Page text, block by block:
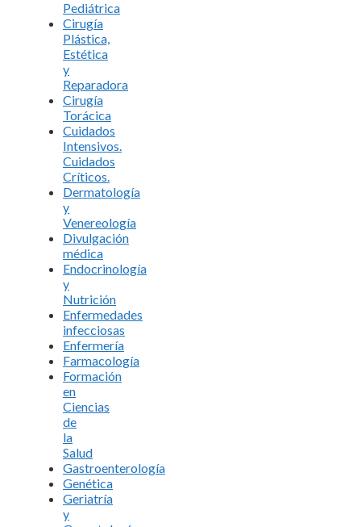
Pediátrica
Cirugía
Plástica,
Estética
y
Reparadora
Cirugía
Torácica
Cuidados
Intensivos.
Cuidados
Críticos.
Dermatología
y
Venereología
Divulgación
médica
Endocrinología
y
Nutrición
Enfermedades
infecciosas
Enfermería
Farmacología
Formación
en
Ciencias
de
la
Salud
Gastroenterología
Genética
Geriatría
y